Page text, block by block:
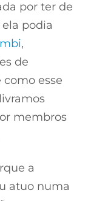
por ter de
podia
,
de
esse
membros
a
atuo numa